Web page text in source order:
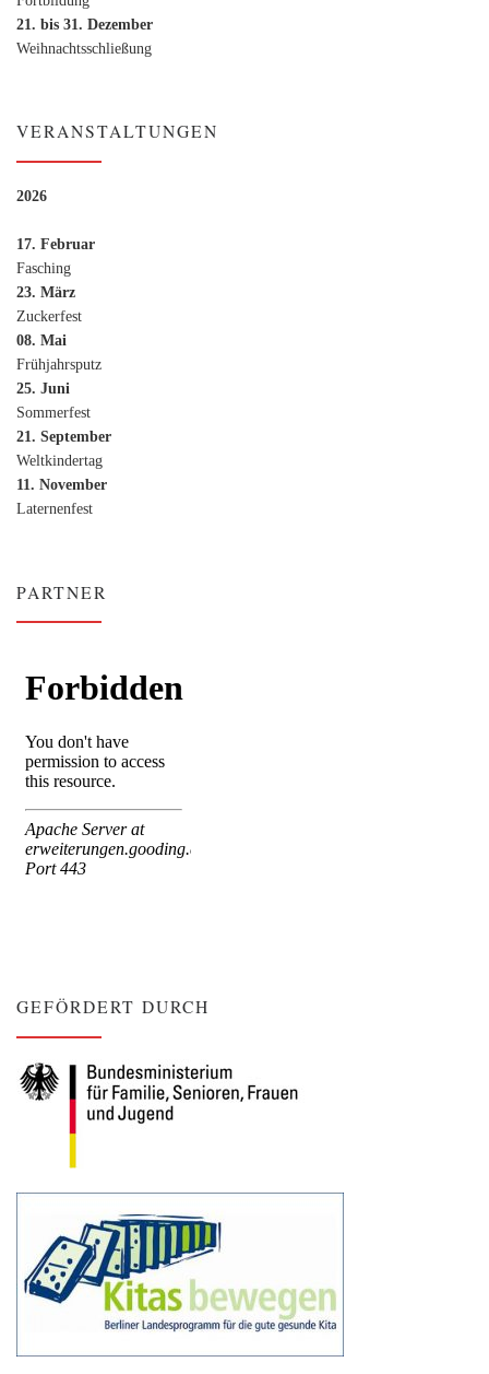
21. bis 31. Dezember
Weihnachtsschließung
VERANSTALTUNGEN
2026
17. Februar
Fasching
23. März
Zuckerfest
08. Mai
Frühjahrsputz
25. Juni
Sommerfest
21. September
Weltkindertag
11. November
Laternenfest
PARTNER
GEFÖRDERT DURCH